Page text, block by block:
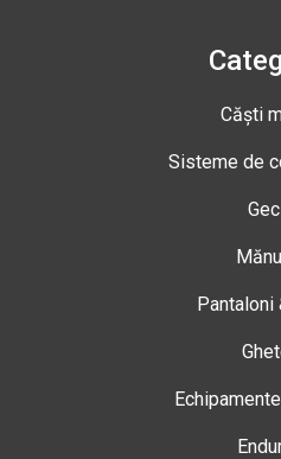
Căști
Sisteme de
Pantaloni